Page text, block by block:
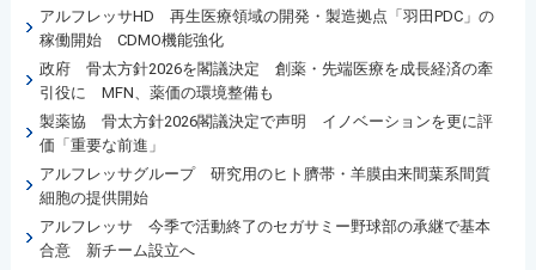
アルフレッサHD 再生医療領域の開発・製造拠点「羽田PDC」の
稼働開始 CDMO機能強化
政府 骨太方針2026を閣議決定 創薬・先端医療を成長経済の牽
引役に MFN、薬価の環境整備も
製薬協 骨太方針2026閣議決定で声明 イノベーションを更に評
価「重要な前進」
アルフレッサグループ 研究用のヒト臍帯・羊膜由来間葉系間質
細胞の提供開始
アルフレッサ 今季で活動終了のセガサミー野球部の承継で基本
合意 新チーム設立へ